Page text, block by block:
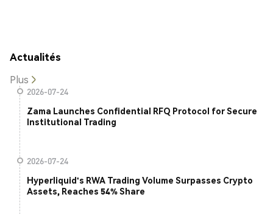
Actualités
Plus
2026-07-24
Zama Launches Confidential RFQ Protocol for Secure
Institutional Trading
2026-07-24
Hyperliquid's RWA Trading Volume Surpasses Crypto
Assets, Reaches 54% Share